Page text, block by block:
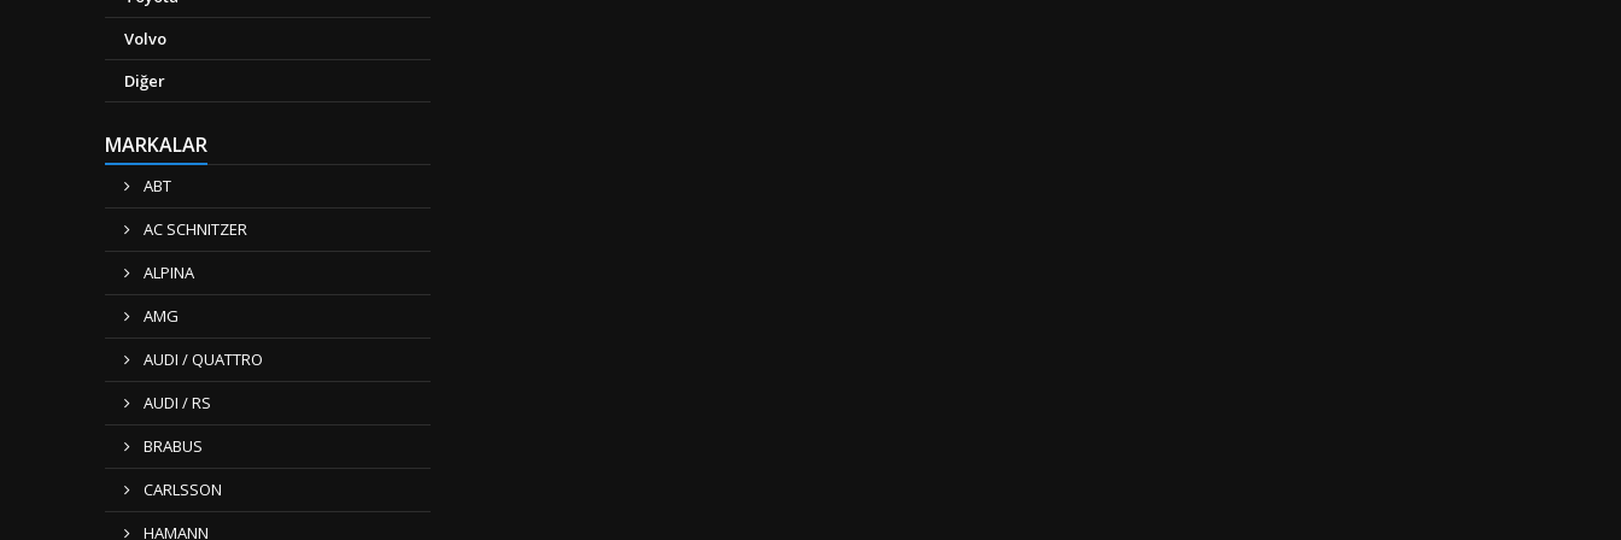
Volvo
Diğer
MARKALAR
ABT
AC SCHNITZER
ALPINA
AMG
AUDI / QUATTRO
AUDI / RS
BRABUS
CARLSSON
HAMANN